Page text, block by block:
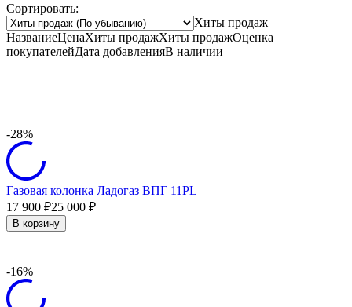
Сортировать:
Хиты продаж
НазваниеЦенаХиты продажХиты продажОценка
покупателейДата добавленияВ наличии
-28%
Газовая колонка Ладогаз ВПГ 11PL
17 900 ₽25 000 ₽
В корзину
-16%